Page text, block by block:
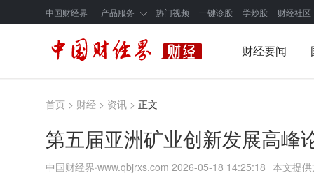
中国财经界 产品服务 热门视频 一键诊股 学炒股 财经社区
财经要闻
首页 > 财经 > 资讯 > 正文
第五届亚洲矿业创新发展高峰
中国财经界·www.qbjrxs.com 2026-05-18 14:25:18 本文提